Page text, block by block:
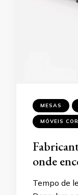
MESAS
MÓVEIS
onde
Tempo de